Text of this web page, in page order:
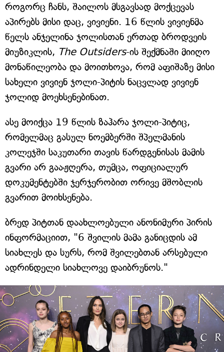
როგორც ჩანს, შაილოს მსგავსად მოქცევას
აპირებს მისი დაც, ვივიენი. 16 წლის ვივიენმა
წელს ანჯელინა ჯოლისთან ერთად ბროდვეის
მიუზიკლის, The Outsiders-ის შექმნაში მიიღო
მონაწილეობა და მოითხოვა, რომ აფიშაზე მისი
სახელი ვივიენ ჯოლი-პიტის ნაცვლად ვივიენ
ჯოლიდ მოეხსენებინათ.
ასე მოიქცა 19 წლის ზაჰარა ჯოლი-პიტიც,
რომელმაც გასულ ნოემბერში შპელმანის
კოლეჯში საკუთარი თავის წარდგენისას მამის
გვარი არ გააჟღერა, თუმცა, ოფიციალურ
დოკუმენტებში ჯერჯერობით ორივე მშობლის
გვარით მოიხსენება.
ბრედ პიტთან დაახლოებული ანონიმური პირის
ინფორმაციით, "6 შვილის მამა განიცდის ამ
სიახლეს და სურს, რომ შვილებთან არსებული
ადრინდელი სიახლოვე დაიბრუნოს."